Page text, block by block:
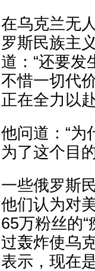
在乌克兰无
罗斯民族主
道：“还要发
不惜一切代
正在全力以
他问道：“为
为了这个目
一些俄罗斯
他们认为对
65万粉丝的
过轰炸使乌
表示，现在